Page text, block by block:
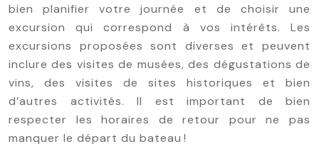
bien planifier votre journée et de choisir une
excursion qui correspond à vos intérêts. Les
excursions proposées sont diverses et peuvent
inclure des visites de musées, des dégustations de
vins, des visites de sites historiques et bien
d’autres activités. Il est important de bien
respecter les horaires de retour pour ne pas
manquer le départ du bateau !